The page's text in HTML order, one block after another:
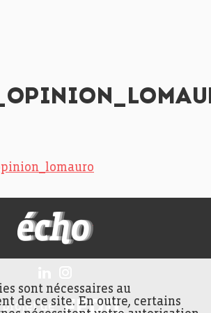
projet de FEDIL
sont nécessaires au
de ce site. En outre, certains